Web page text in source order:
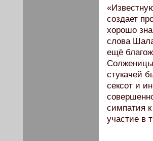
создает
хорошо
слова
ещё
стукачей
сексот и
симпатия
участие в